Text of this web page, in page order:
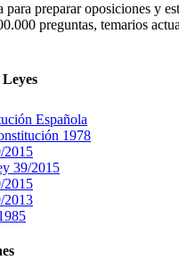
para preparar oposiciones y
preguntas, temarios
Española
1978
2015
39/2015
2015
2013